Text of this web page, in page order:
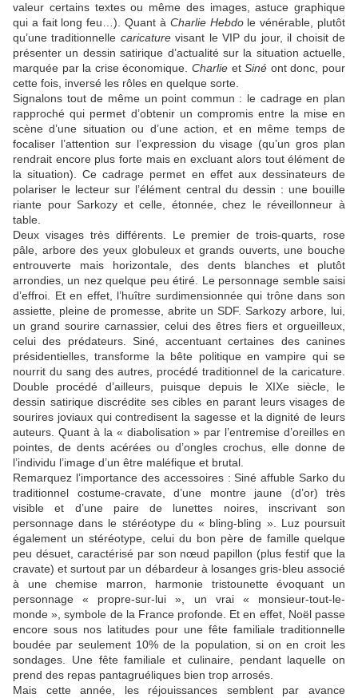
valeur certains textes ou même des images, astuce graphique
qui a fait long feu…). Quant à Charlie Hebdole vénérable, plutôt
qu’une traditionnelle caricaturevisant le VIP du jour, il choisit de
présenter un dessin satirique d’actualité sur la situation actuelle,
marquée par la crise économique. Charlie etSiné ont donc, pour
cette fois, inversé les rôles en quelque sorte.
Signalons tout de même un point commun : le cadrage en plan
rapproché qui permet d’obtenir un compromis entre la mise en
scène d’une situation ou d’une action, et en même temps de
focaliser l’attention sur l’expression du visage (qu’un gros plan
rendrait encore plus forte mais en excluant alors tout élément de
la situation). Ce cadrage permet en effet aux dessinateurs de
polariser le lecteur sur l’élément central du dessin : une bouille
riante pour Sarkozy et celle, étonnée, chez le réveillonneur à
table.
Deux visages très différents. Le premier de trois-quarts, rose
pâle, arbore des yeux globuleux et grands ouverts, une bouche
entrouverte mais horizontale, des dents blanches et plutôt
arrondies, un nez quelque peu étiré. Le personnage semble saisi
d’effroi. Et en effet, l’huître surdimensionnée qui trône dans son
assiette, pleine de promesse, abrite un SDF. Sarkozy arbore, lui,
un grand sourire carnassier, celui des êtres fiers et orgueilleux,
celui des prédateurs. Siné, accentuant certaines des canines
présidentielles, transforme la bête politique en vampire qui se
nourrit du sang des autres, procédé traditionnel de la caricature.
Double procédé d’ailleurs, puisque depuis le XIXe siècle, le
dessin satirique discrédite ses cibles en parant leurs visages de
sourires joviaux qui contredisent la sagesse et la dignité de leurs
auteurs. Quant à la « diabolisation » par l’entremise d’oreilles en
pointes, de dents acérées ou d’ongles crochus, elle donne de
l’individu l’image d’un être maléfique et brutal.
Remarquez l’importance des accessoires : Siné affuble Sarko du
traditionnel costume-cravate, d’une montre jaune (d’or) très
visible et d’une paire de lunettes noires, inscrivant son
personnage dans le stéréotype du « bling-bling ». Luz poursuit
également un stéréotype, celui du bon père de famille quelque
peu désuet, caractérisé par son nœud papillon (plus festif que la
cravate) et surtout par un débardeur à losanges gris-bleu associé
à une chemise marron, harmonie tristounette évoquant un
personnage « propre-sur-lui », un vrai « monsieur-tout-le-
monde », symbole de la France profonde. Et en effet, Noël passe
encore sous nos latitudes pour une fête familiale traditionnelle
boudée par seulement 10% de la population, si on en croit les
sondages. Une fête familiale et culinaire, pendant laquelle on
prend des repas pantagruéliques bien trop arrosés.
Mais cette année, les réjouissances semblent par avance